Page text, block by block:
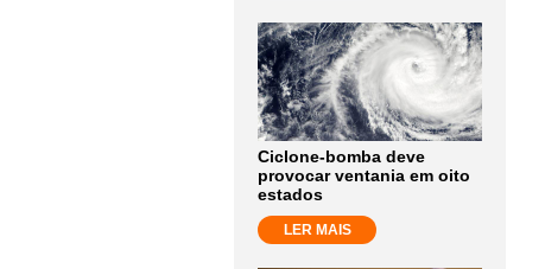
Ciclone-bomba deve
provocar ventania em oito
estados
LER MAIS